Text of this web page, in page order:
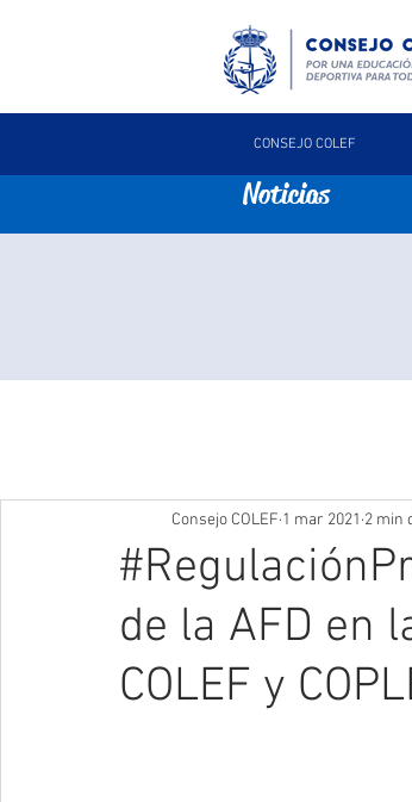
CONSEJO COLEF
Noticias
de la AFD en
COLEF y
Consejo COLEF 1 mar 2021 2 min